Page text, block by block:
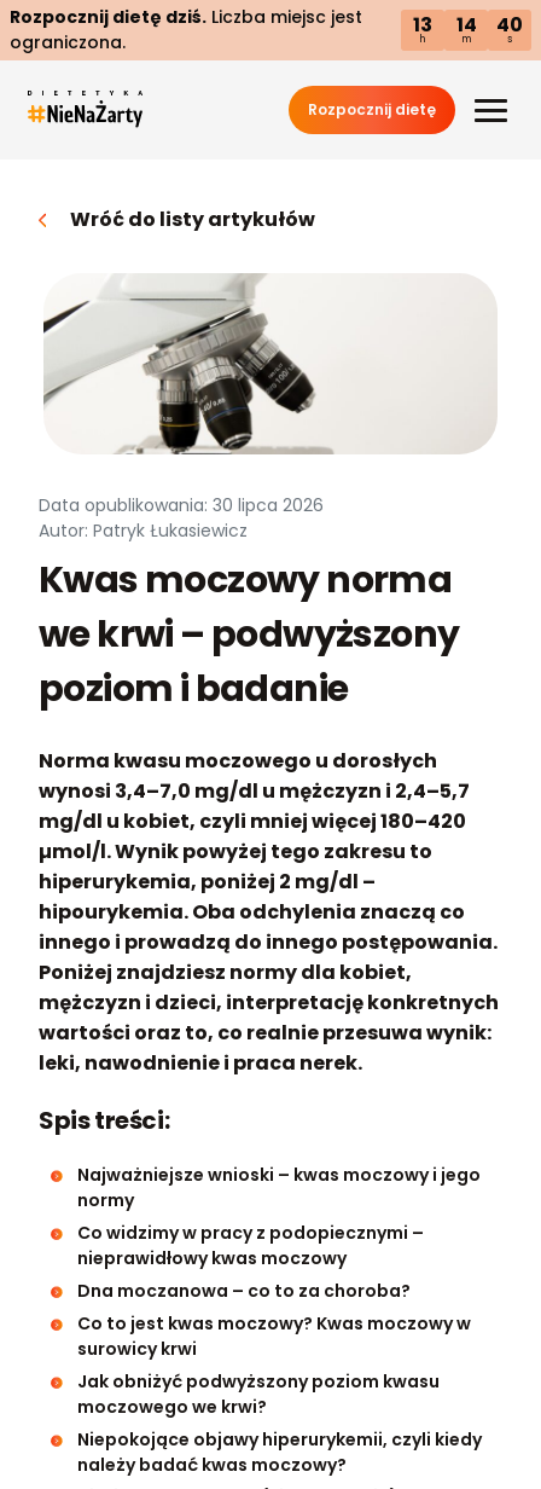
Rozpocznij dietę dziś. Liczba miejsc jest
ograniczona.
13
h
14
m
39
s
Rozpocznij dietę
Wróć do listy artykułów
Data opublikowania: 30 lipca 2026
Autor: Patryk Łukasiewicz
Kwas moczowy norma
we krwi – podwyższony
poziom i badanie
Norma kwasu moczowego u dorosłych
wynosi 3,4–7,0 mg/dl u mężczyzn i 2,4–5,7
mg/dl u kobiet, czyli mniej więcej 180–420
µmol/l.Wynik powyżej tego zakresu to
hiperurykemia, poniżej 2 mg/dl –
hipourykemia. Oba odchylenia znaczą co
innego i prowadzą do innego postępowania.
Poniżej znajdziesz normy dla kobiet,
mężczyzn i dzieci, interpretację konkretnych
wartości oraz to, co realnie przesuwa wynik:
leki, nawodnienie i praca nerek.
Spis treści:
Najważniejsze wnioski – kwas moczowy i jego
normy
Co widzimy w pracy z podopiecznymi –
nieprawidłowy kwas moczowy
Dna moczanowa – co to za choroba?
Co to jest kwas moczowy? Kwas moczowy w
surowicy krwi
Jak obniżyć podwyższony poziom kwasu
moczowego we krwi?
Niepokojące objawy hiperurykemii, czyli kiedy
należy badać kwas moczowy?